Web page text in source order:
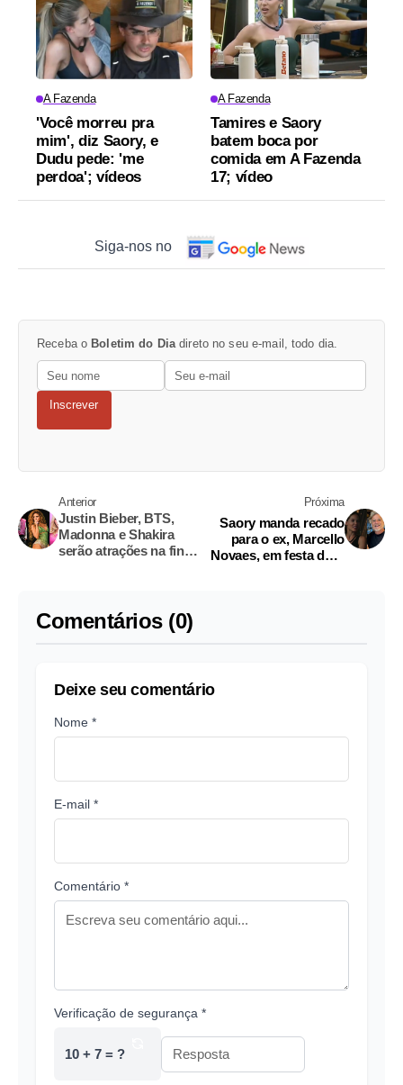
A Fazenda
'Você morreu pra
mim', diz Saory, e
Dudu pede: 'me
perdoa'; vídeos
A Fazenda
Tamires e Saory
batem boca por
comida em A Fazenda
17; vídeo
Siga-nos no
Receba o Boletim do Dia direto no seu e-mail, todo dia.
Inscrever
Anterior
Justin Bieber, BTS,
Madonna e Shakira
serão atrações na final
Próxima
Saory manda recado
para o ex, Marcello
Novaes, em festa de A
Comentários (0)
Deixe seu comentário
Nome *
E-mail *
Comentário *
Verificação de segurança *
10 + 7 = ?